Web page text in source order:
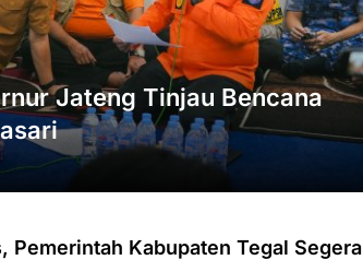
Jateng Tinjau Bencana
Pemerintah Kabupaten Tegal Segera